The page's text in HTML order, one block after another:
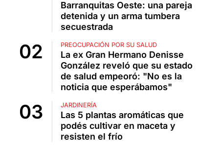
Barranquitas Oeste: una pareja
detenida y un arma tumbera
secuestrada
PREOCUPACIÓN POR SU SALUD
La ex Gran Hermano Denisse
González reveló que su estado
de salud empeoró: "No es la
noticia que esperábamos"
JARDINERÍA
Las 5 plantas aromáticas que
podés cultivar en maceta y
resisten el frío